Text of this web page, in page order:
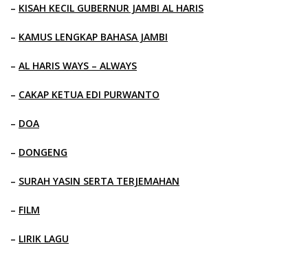
– KISAH KECIL GUBERNUR JAMBI AL HARIS
– KAMUS LENGKAP BAHASA JAMBI
– AL HARIS WAYS – ALWAYS
– CAKAP KETUA EDI PURWANTO
– DOA
– DONGENG
– SURAH YASIN SERTA TERJEMAHAN
– FILM
– LIRIK LAGU